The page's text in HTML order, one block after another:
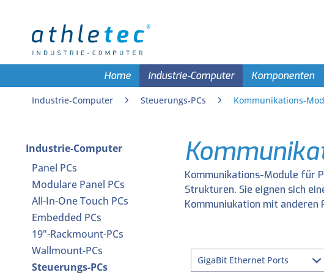
Home Industrie-Computer Komponenten
Industrie-Computer Steuerungs-PCs Kommunikations-
Industrie-Computer
Panel PCs
Modulare Panel PCs
All-In-One Touch PCs
Embedded PCs
19"-Rackmount-PCs
Wallmount-PCs
Steuerungs-PCs
Kommunikations-Module für
Strukturen. Sie eignen sich
Kommuniukation mit
GigaBit Ethernet Ports